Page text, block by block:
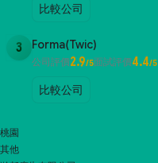
比較公司
3 Forma(Twic)
公司評價2.9/5面試評價4.4/5
比較公司
桃園
其他